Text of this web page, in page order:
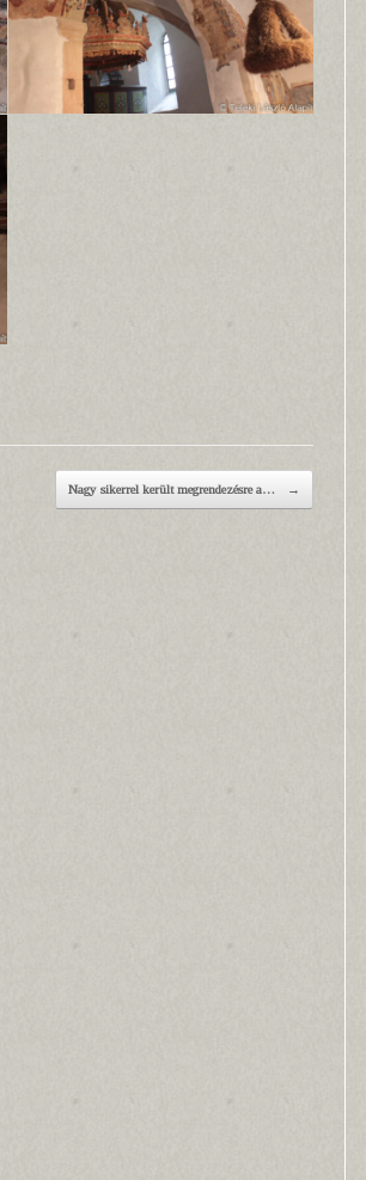
Nagy sikerrel került megrendezésre a… →